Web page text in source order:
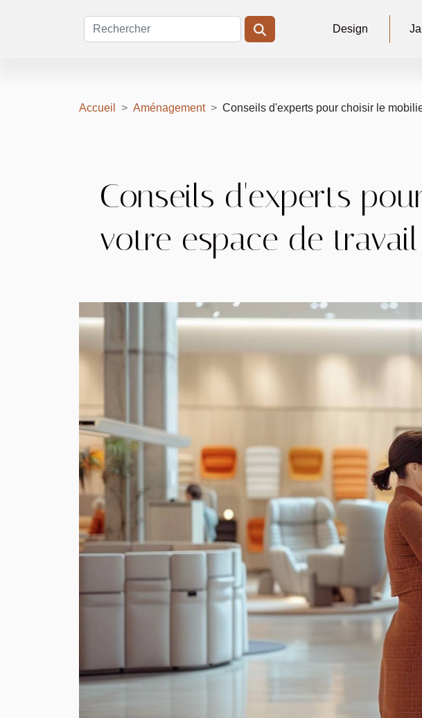
Design
Accueil Aménagement Conseils d'experts pour choisir le
Conseils d'experts
votre espace de travail